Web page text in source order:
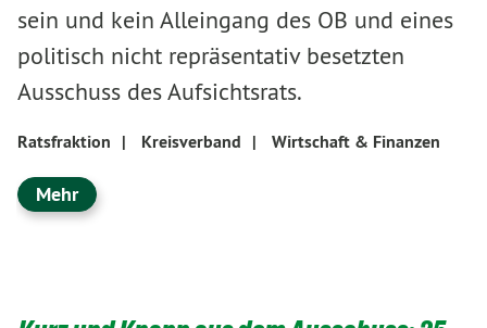
sein und kein Alleingang des OB und eines
politisch nicht repräsentativ besetzten
Ausschuss des Aufsichtsrats.
Ratsfraktion | Kreisverband | Wirtschaft & Finanzen
Mehr